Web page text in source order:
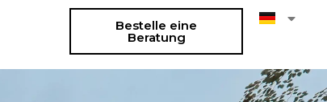
Bestelle eine
Beratung